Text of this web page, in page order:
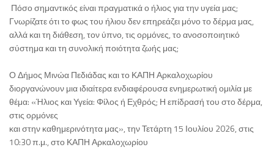
Πόσο σημαντικός είναι πραγματικά ο ήλιος για την υγεία μας;
Γνωρίζατε ότι το φως του ήλιου δεν επηρεάζει μόνο το δέρμα μας,
αλλά και τη διάθεση, τον ύπνο, τις ορμόνες, το ανοσοποιητικό
σύστημα και τη συνολική ποιότητα ζωής μας;
Ο Δήμος Μινώα Πεδιάδας και το ΚΑΠΗ Αρκαλοχωρίου
διοργανώνουν μια ιδιαίτερα ενδιαφέρουσα ενημερωτική ομιλία με
θέμα: «Ήλιος και Υγεία: Φίλος ή Εχθρός; Η επίδρασή του στο δέρμα,
στις ορμόνες
και στην καθημερινότητα μας», την Τετάρτη 15 Ιουλίου 2026, στις
10:30 π.μ., στο ΚΑΠΗ Αρκαλοχωρίου